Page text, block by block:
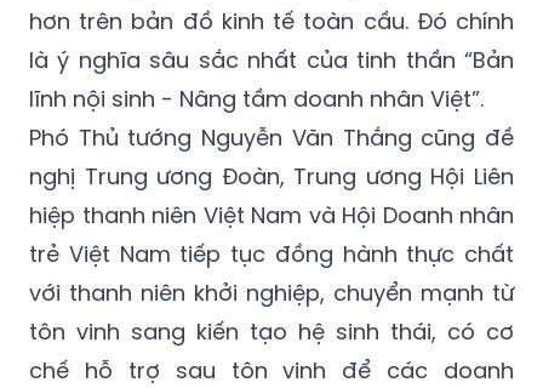
hơn trên bản đồ kinh tế toàn cầu. Đó chính
là ý nghĩa sâu sắc nhất của tinh thần “Bản
lĩnh nội sinh - Nâng tầm doanh nhân Việt”.
Phó Thủ tướng Nguyễn Văn Thắng cũng đề
nghị Trung ương Đoàn, Trung ương Hội Liên
hiệp thanh niên Việt Nam và Hội Doanh nhân
trẻ Việt Nam tiếp tục đồng hành thực chất
với thanh niên khởi nghiệp, chuyển mạnh từ
tôn vinh sang kiến tạo hệ sinh thái, có cơ
chế hỗ trợ sau tôn vinh để các doanh